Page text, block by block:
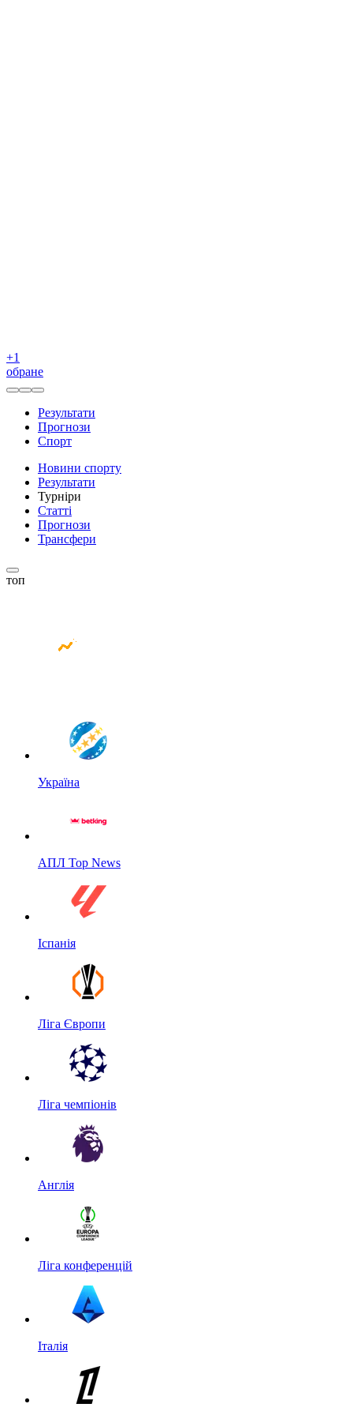
+1
обране
Результати
Прогнози
Спорт
Новини спорту
Результати
Турніри
Статті
Прогнози
Трансфери
топ
Україна
АПЛ Top News
Іспанія
Ліга Європи
Ліга чемпіонів
Англія
Ліга конференцій
Італія